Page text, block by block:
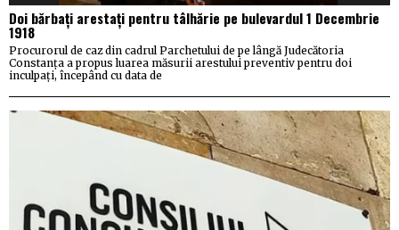
Doi bărbați arestați pentru tâlhărie pe bulevardul 1 Decembrie
1918
Procurorul de caz din cadrul Parchetului de pe lângă Judecătoria
Constanța a propus luarea măsurii arestului preventiv pentru doi
inculpați, începând cu data de